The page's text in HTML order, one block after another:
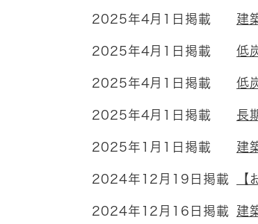
2025年4月1日掲載 建
2025年4月1日掲載 低
2025年4月1日掲載 低
2025年4月1日掲載 長
2025年1月1日掲載 建
2024年12月19日掲載 【
2024年12月16日掲載 建